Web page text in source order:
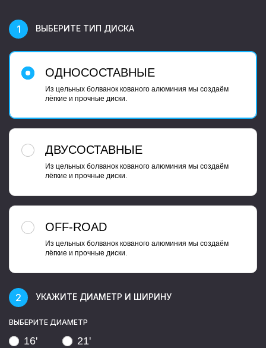
ВЫБЕРИТЕ ТИП ДИСКА
ОДНОСОСТАВНЫЕ
Из цельных болванок кованого алюминия мы создаём
лёгкие и прочные диски.
ДВУСОСТАВНЫЕ
Из цельных болванок кованого алюминия мы создаём
лёгкие и прочные диски.
OFF-ROAD
Из цельных болванок кованого алюминия мы создаём
лёгкие и прочные диски.
УКАЖИТЕ ДИАМЕТР И ШИРИНУ
ВЫБЕРИТЕ ДИАМЕТР
16'
21'